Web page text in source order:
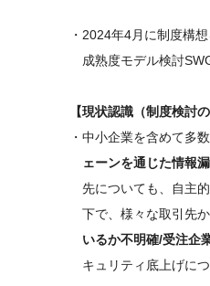
・2024年4月に制度構
成熟度モデル検討
【現状認識（制度検討の
・中小企業を含めて多
ェーンを通じた情報
先についても、自主
下で、様々な取引先か
いるか不明確/受注企
キュリティ底上げにつ